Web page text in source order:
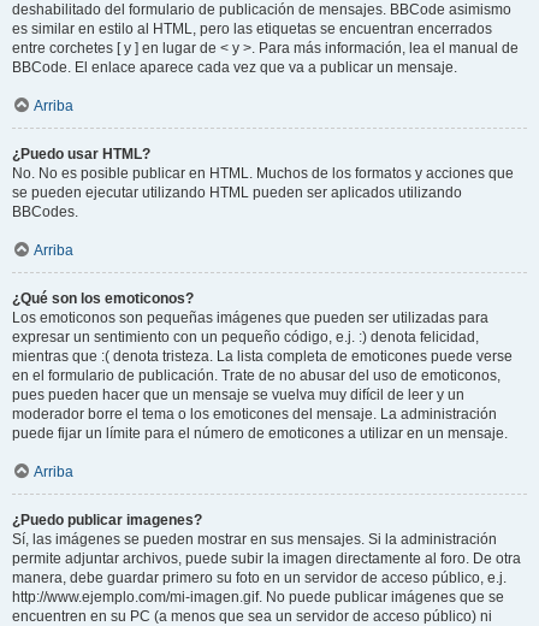
deshabilitado del formulario de publicación de mensajes. BBCode asimismo
es similar en estilo al HTML, pero las etiquetas se encuentran encerrados
entre corchetes [ y ] en lugar de < y >. Para más información, lea el manual de
BBCode. El enlace aparece cada vez que va a publicar un mensaje.
Arriba
¿Puedo usar HTML?
No. No es posible publicar en HTML. Muchos de los formatos y acciones que
se pueden ejecutar utilizando HTML pueden ser aplicados utilizando
BBCodes.
Arriba
¿Qué son los emoticonos?
Los emoticonos son pequeñas imágenes que pueden ser utilizadas para
expresar un sentimiento con un pequeño código, e.j. :) denota felicidad,
mientras que :( denota tristeza. La lista completa de emoticones puede verse
en el formulario de publicación. Trate de no abusar del uso de emoticonos,
pues pueden hacer que un mensaje se vuelva muy difícil de leer y un
moderador borre el tema o los emoticones del mensaje. La administración
puede fijar un límite para el número de emoticones a utilizar en un mensaje.
Arriba
¿Puedo publicar imagenes?
Sí, las imágenes se pueden mostrar en sus mensajes. Si la administración
permite adjuntar archivos, puede subir la imagen directamente al foro. De otra
manera, debe guardar primero su foto en un servidor de acceso público, e.j.
http://www.ejemplo.com/mi-imagen.gif. No puede publicar imágenes que se
encuentren en su PC (a menos que sea un servidor de acceso público) ni